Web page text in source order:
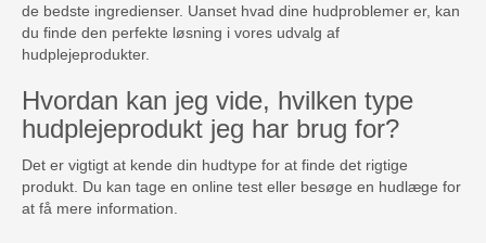
de bedste ingredienser. Uanset hvad dine hudproblemer er, kan
du finde den perfekte løsning i vores udvalg af
hudplejeprodukter.
Hvordan kan jeg vide, hvilken type
hudplejeprodukt jeg har brug for?
Det er vigtigt at kende din hudtype for at finde det rigtige
produkt. Du kan tage en online test eller besøge en hudlæge for
at få mere information.